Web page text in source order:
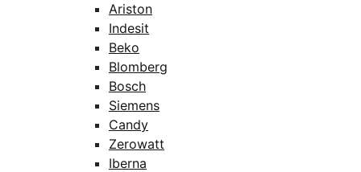
Ariston
Indesit
Beko
Blomberg
Bosch
Siemens
Candy
Zerowatt
Iberna